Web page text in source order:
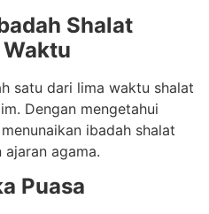
Shalat
satu dari lima waktu shalat
Dengan mengetahui
ibadah shalat
agama.
Puasa